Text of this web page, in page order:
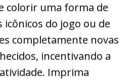
colorir uma forma de
do jogo ou de
completamente novas
incentivando a
Imprima